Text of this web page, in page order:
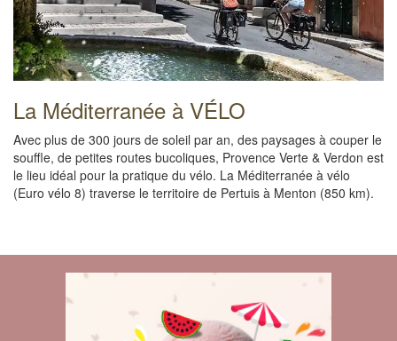
La Méditerranée à VÉLO
Avec plus de 300 jours de soleil par an, des paysages à couper le
souffle, de petites routes bucoliques, Provence Verte & Verdon est
le lieu idéal pour la pratique du vélo. La Méditerranée à vélo
(Euro vélo 8) traverse le territoire de Pertuis à Menton (850 km).